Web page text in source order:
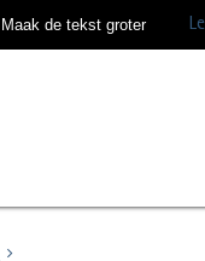
Maak de tekst groter